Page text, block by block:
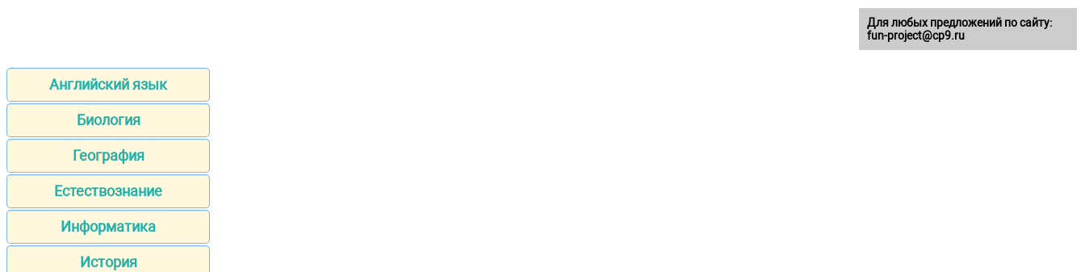
Английский язык
Биология
География
Естествознание
Информатика
История
Для любых предложений по сайту:
fun-project@cp9.ru